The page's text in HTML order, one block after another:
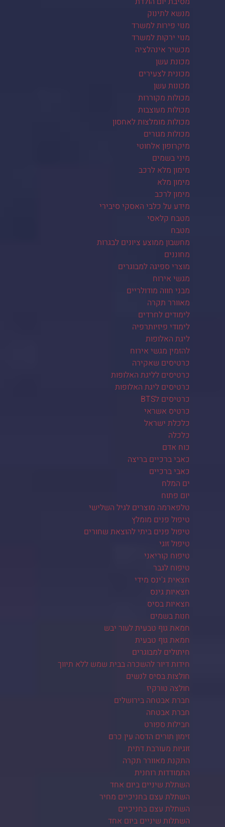
מנשא לתינוק
מנוי פירות למשרד
מנוי ירקות למשרד
מכשיר אינהלציה
מכונת עשן
מכונית לצעירים
מכונות עשן
מכולות מקוררות
מכולות מעוצבות
מכולות מומלצות לאחסון
מכולות מגורים
מיקרופון אלחוטי
מיני בשמים
מימון מלא לרכב
מימון מלא
מימון לרכב
מידע על כלבי האסקי סיבירי
מטבח קלאסי
מטבח
מחשבון ממוצע ציונים לבגרות
מחוננים
מוצרי ספיגה למבוגרים
מגשי אירוח
מבני חווה מודולריים
מאוורר תקרה
לימודים לחרדים
לימודי פיזיותרפיה
ליגת האלופות
להזמין מגשי אירוח
כרטיסים שאקירה
כרטיסים לליגת האלופות
כרטיסים ליגת האלופות
כרטיסים לBTS
כרטיס אשראי
כלכלת ישראל
כלכלה
כוח אדם
כאבי ברכיים בריצה
כאבי ברכיים
ים המלח
יום פתוח
טלפארמה מוצרים לגיל השלישי
טיפול פנים מומלץ
טיפול פנים ביתי להוצאת שחורים
טיפול זוגי
טיפוח קוריאני
טיפוח לגבר
חצאית ג'ינס מידי
חצאיות גינס
חצאיות בסיס
חנות בשמים
חמאת גוף טבעית לעור יבש
חמאת גוף טבעית
חיתולים למבוגרים
חידות דיור להשכרה בבית שמש ללא תיווך
חולצות בסיס לנשים
חולצה טורקיז
חברת אבטחה בירושלים
חברת אבטחה
חבילות ספורט
זימון תורים הדסה עין כרם
זוגיות מעורבת דתית
התקנת מאוורר תקרה
התמודדות רוחנית
השתלת שיניים ביום אחד
השתלת עצם בחניכיים מחיר
השתלת עצם בחניכיים
השתלות שיניים ביום אחד